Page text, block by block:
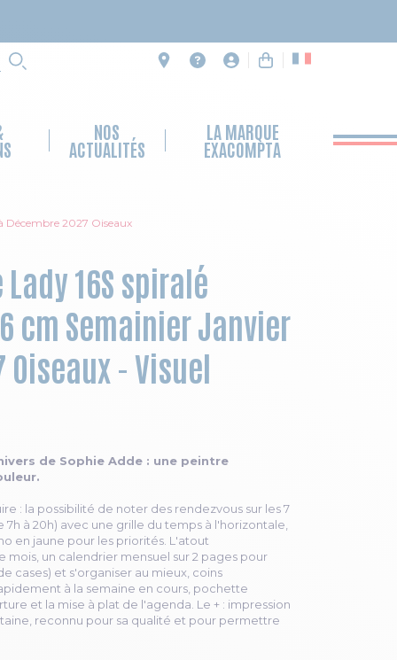
RECHERCHE
NOS
ACTUALITÉS
LA MARQUE
EXACOMPTA
Décembre 2027 Oiseaux
16S spiralé
cm Semainier Janvier
- Visuel
de Sophie Adde : une peintre
: la possibilité de noter des rendezvous sur les 7
à 20h) avec une grille du temps à l'horizontale,
en jaune pour les priorités. L'atout
un calendrier mensuel sur 2 pages pour
cases) et s'organiser au mieux, coins
à la semaine en cours, pochette
et la mise à plat de l'agenda. Le + : impression
reconnu pour sa qualité et pour permettre